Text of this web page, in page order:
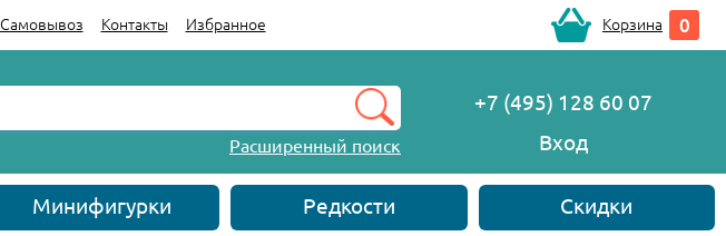
Самовывоз Контакты Избранное Корзина 0
Расширенный поиск
+7 (495) 128 60 07
Вход
Минифигурки Редкости Скидки